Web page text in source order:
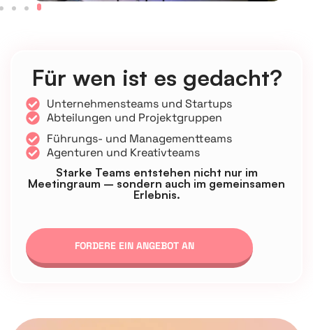
Für wen ist es gedacht?
Unternehmensteams und Startups
Abteilungen und Projektgruppen
Führungs- und Managementteams
Agenturen und Kreativteams
Starke Teams entstehen nicht nur im
Meetingraum – sondern auch im gemeinsamen
Erlebnis.
FORDERE EIN ANGEBOT AN